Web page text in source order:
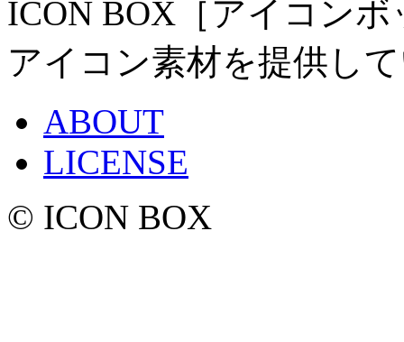
ICON BOX［アイコン
アイコン素材を提供し
ABOUT
LICENSE
© ICON BOX